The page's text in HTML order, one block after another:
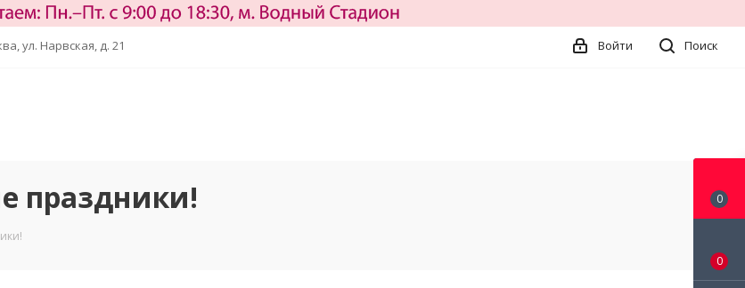
ул. Нарвская, д. 21 Поиск
Войти
праздники! 0
0